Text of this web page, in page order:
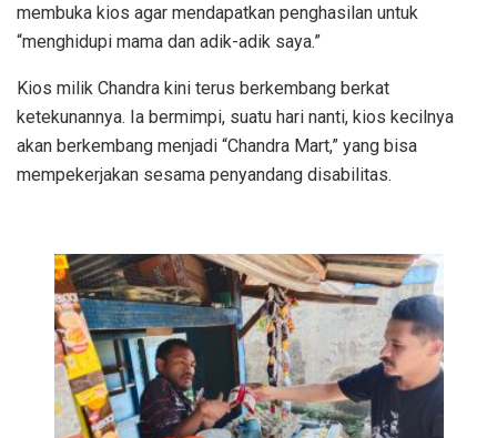
membuka kios agar mendapatkan penghasilan untuk
“menghidupi mama dan adik-adik saya.”
Kios milik Chandra kini terus berkembang berkat
ketekunannya. Ia bermimpi, suatu hari nanti, kios kecilnya
akan berkembang menjadi “Chandra Mart,” yang bisa
mempekerjakan sesama penyandang disabilitas.